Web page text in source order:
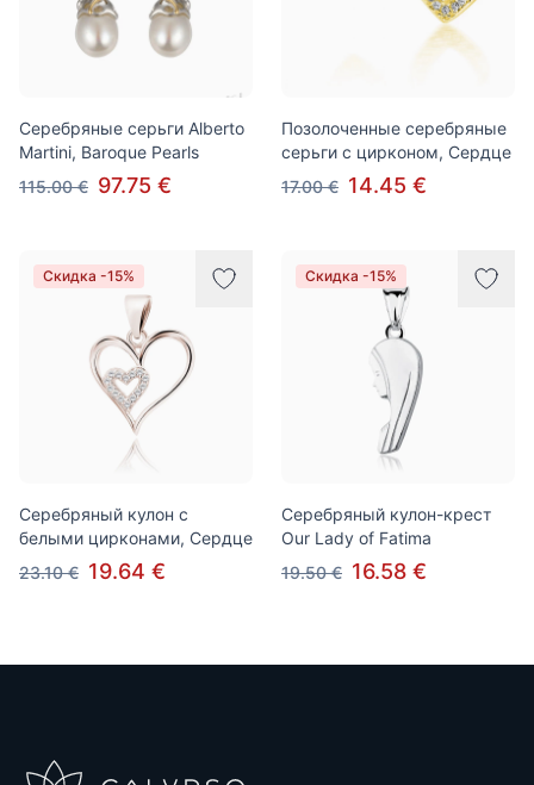
Серебряные серьги Alberto
Martini, Baroque Pearls
115.00 € 97.75 €
Позолоченные серебряные
серьги с цирконом, Сердце
17.00 € 14.45 €
Скидка -15%
Серебряный кулон с
белыми цирконами, Сердце
23.10 € 19.64 €
Скидка -15%
Серебряный кулон-крест
Our Lady of Fatima
19.50 € 16.58 €